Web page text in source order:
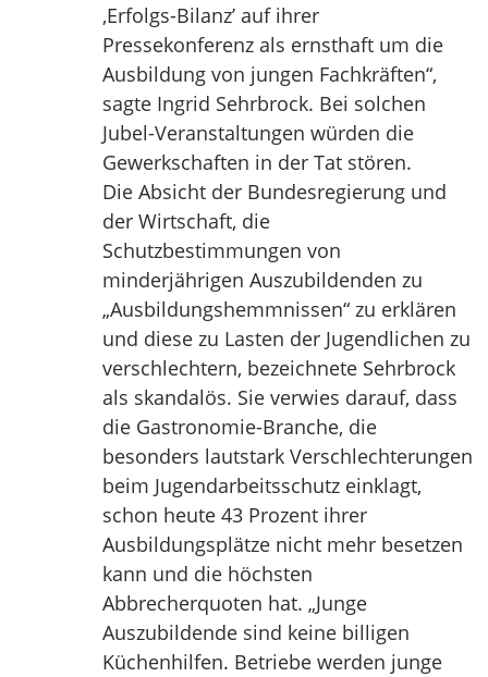
‚Erfolgs-Bilanz’ auf ihrer
Pressekonferenz als ernsthaft um die
Ausbildung von jungen Fachkräften“,
sagte Ingrid Sehrbrock. Bei solchen
Jubel-Veranstaltungen würden die
Gewerkschaften in der Tat stören.
Die Absicht der Bundesregierung und
der Wirtschaft, die
Schutzbestimmungen von
minderjährigen Auszubildenden zu
„Ausbildungshemmnissen“ zu erklären
und diese zu Lasten der Jugendlichen zu
verschlechtern, bezeichnete Sehrbrock
als skandalös. Sie verwies darauf, dass
die Gastronomie-Branche, die
besonders lautstark Verschlechterungen
beim Jugendarbeitsschutz einklagt,
schon heute 43 Prozent ihrer
Ausbildungsplätze nicht mehr besetzen
kann und die höchsten
Abbrecherquoten hat. „Junge
Auszubildende sind keine billigen
Küchenhilfen. Betriebe werden junge